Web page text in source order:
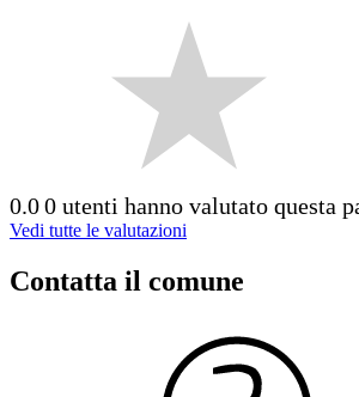
0.00 utenti hanno valutato questa
Vedi tutte le valutazioni
Contatta il comune